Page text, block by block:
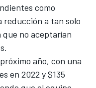
como
reducción a tan solo
no aceptarían
año, con una
en 2022 y $135